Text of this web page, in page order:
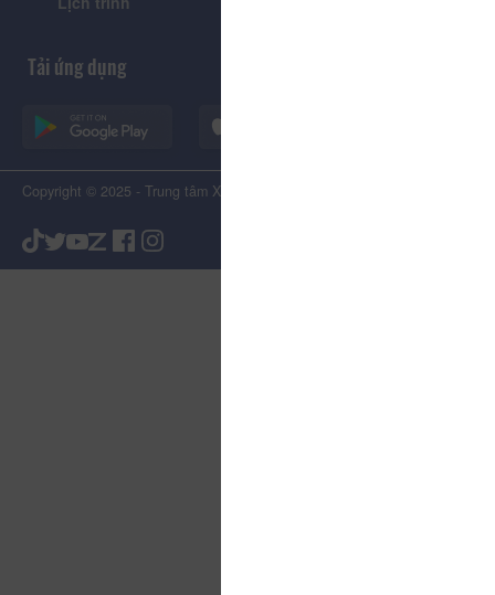
Tải ứng dụng
Copyright © 2025 - Trung tâm Xúc tiến Du lịch Tỉnh Lâm Đồng